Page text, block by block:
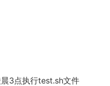
3点执行test.sh文件